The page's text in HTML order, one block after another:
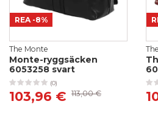
REA -8%
The Monte
Monte-ryggsäcken
6053258 svart
(0)
103,96 € 113,00 €